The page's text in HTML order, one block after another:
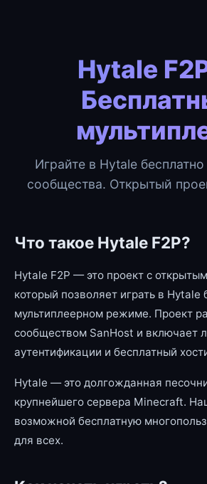
Hytale
Играйте в Hytale
сообщества. Открытый
Что такое Hytale F2P?
Hytale F2P — это проект с
который позволяет играть в Hytale
мультиплеерном режиме. Проект
сообществом SanHost и включает
аутентификации и бесплатный
Hytale — это долгожданная
крупнейшего сервера Minecraft.
возможной бесплатную
для всех.